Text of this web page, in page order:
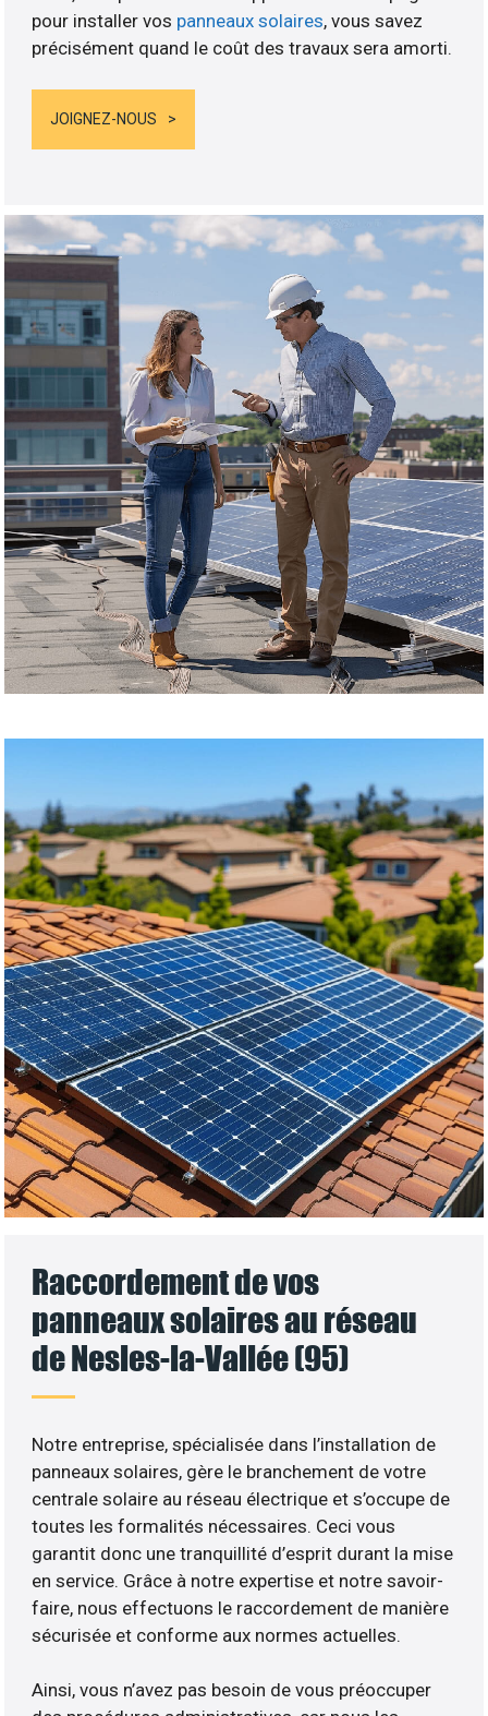
pour installer vos panneaux solaires, vous savez
précisément quand le coût des travaux sera amorti.
JOIGNEZ-NOUS
Raccordement de vos
panneaux solaires au réseau
de Nesles-la-Vallée (95)
Notre entreprise, spécialisée dans l’installation de
panneaux solaires, gère le branchement de votre
centrale solaire au réseau électrique et s’occupe de
toutes les formalités nécessaires. Ceci vous
garantit donc une tranquillité d’esprit durant la mise
en service. Grâce à notre expertise et notre savoir-
faire, nous effectuons le raccordement de manière
sécurisée et conforme aux normes actuelles.
Ainsi, vous n’avez pas besoin de vous préoccuper